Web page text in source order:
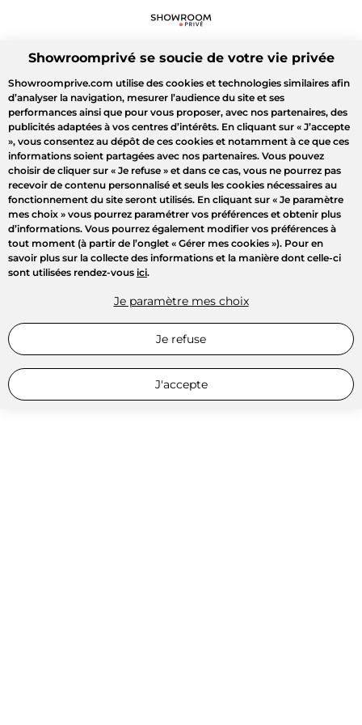
Showroomprivé se soucie de votre vie privée
Showroomprive.com utilise des cookies et technologies similaires afin
d’analyser la navigation, mesurer l’audience du site et ses
performances ainsi que pour vous proposer, avec nos partenaires, des
publicités adaptées à vos centres d’intérêts. En cliquant sur « J’accepte
», vous consentez au dépôt de ces cookies et notamment à ce que ces
informations soient partagées avec nos partenaires. Vous pouvez
choisir de cliquer sur « Je refuse » et dans ce cas, vous ne pourrez pas
recevoir de contenu personnalisé et seuls les cookies nécessaires au
fonctionnement du site seront utilisés. En cliquant sur « Je paramètre
mes choix » vous pourrez paramétrer vos préférences et obtenir plus
d’informations. Vous pourrez également modifier vos préférences à
tout moment (à partir de l’onglet « Gérer mes cookies »). Pour en
savoir plus sur la collecte des informations et la manière dont celle-ci
sont utilisées rendez-vous ici.
Je paramètre mes choix
Je refuse
J'accepte